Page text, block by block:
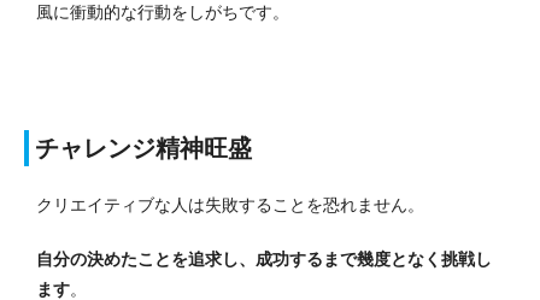
風に衝動的な行動をしがちです。
チャレンジ精神旺盛
クリエイティブな人は失敗することを恐れません。
自分の決めたことを追求し、成功するまで幾度となく挑戦し
ます。